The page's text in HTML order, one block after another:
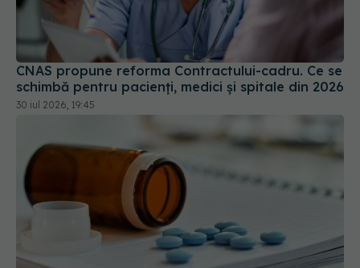
CNAS propune reforma Contractului-cadru. Ce se
schimbă pentru pacienți, medici și spitale din 2026
30 iul 2026, 19:45